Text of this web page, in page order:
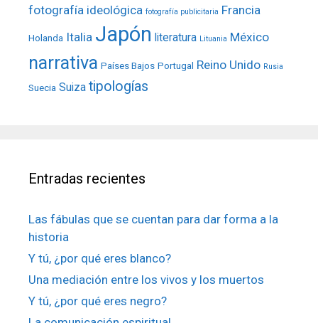
fotografía ideológica fotografía publicitaria Francia
Holanda Italia Japón literatura Lituania México
narrativa Países Bajos Portugal Reino Unido Rusia
Suecia Suiza tipologías
Entradas recientes
Las fábulas que se cuentan para dar forma a la
historia
Y tú, ¿por qué eres blanco?
Una mediación entre los vivos y los muertos
Y tú, ¿por qué eres negro?